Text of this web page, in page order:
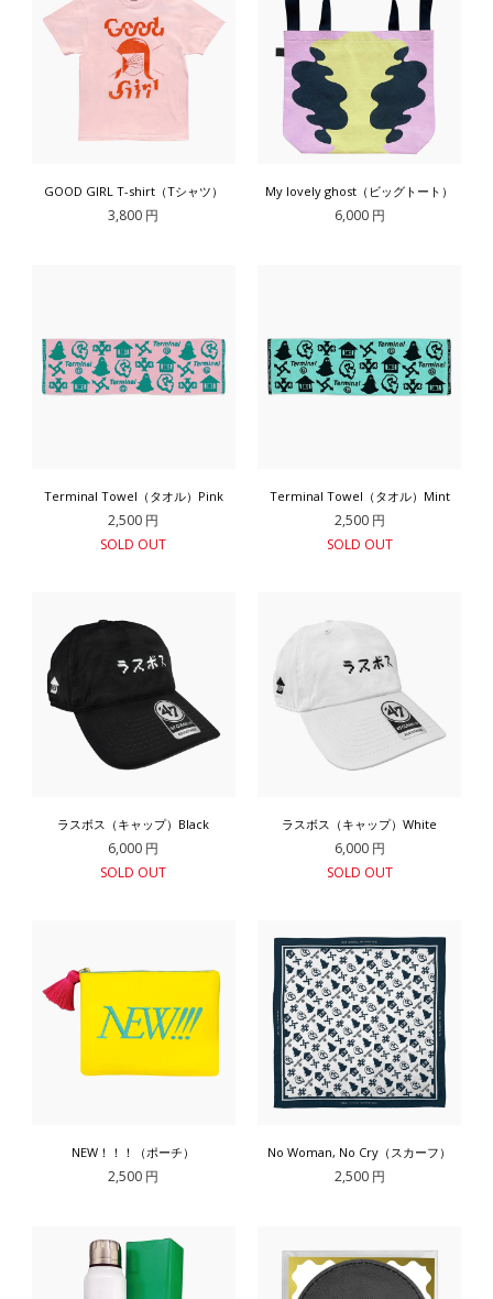
GOOD GIRL T-shirt（Tシャツ）
3,800 円
My lovely ghost（ビッグトート）
6,000 円
Terminal Towel（タオル）Pink
2,500 円
SOLD OUT
Terminal Towel（タオル）Mint
2,500 円
SOLD OUT
ラスボス（キャップ）Black
6,000 円
SOLD OUT
ラスボス（キャップ）White
6,000 円
SOLD OUT
NEW！！！（ポーチ）
2,500 円
No Woman, No Cry（スカーフ）
2,500 円